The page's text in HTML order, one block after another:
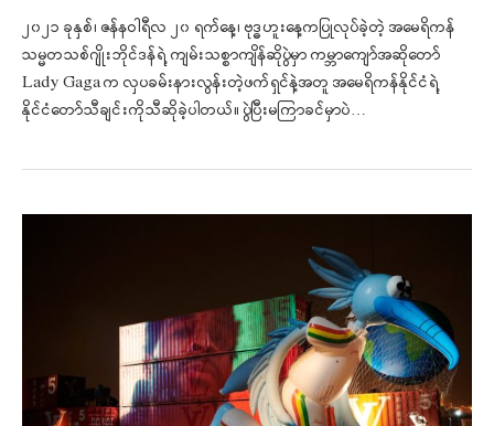
၂၀၂၁ ခုနှစ်၊ ဇန်နဝါရီလ ၂၀ ရက်နေ့၊ ဗုဒ္ဓဟူးနေ့ကပြုလုပ်ခဲ့တဲ့ အမေရိကန်
သမ္မတသစ်ဂျိုးဘိုင်ဒန်ရဲ့ ကျမ်းသစ္စာကျိန်ဆိုပွဲမှာ ကမ္ဘာကျော်အဆိုတော်
Lady Gaga က လှပခမ်းနားလွန်းတဲ့ဖက်ရှင်နဲ့အတူ အမေရိကန်နိုင်ငံရဲ့
နိုင်ငံတော်သီချင်းကိုသီဆိုခဲ့ပါတယ်။ ပွဲပြီးမကြာခင်မှာပဲ…